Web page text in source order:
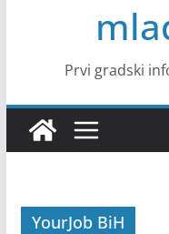
Prvi gradski
YourJob BiH